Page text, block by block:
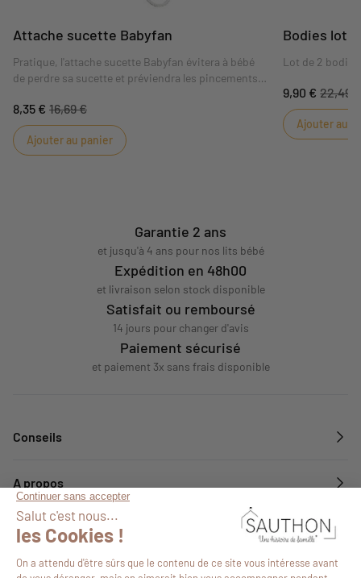
Attache sucette Babyfan
Pratique, l'attache sucette Babyfan évitera à bébé
de perdre sa sucette et préviendra les pincements
adaptée aux bébés.
8,35 € 16,69 €
Ajouter au panier
Bodies lot
Lot de 2
9,90 € 22,49
Ajouter au
Garantie 2 ans
et jusqu'à 4 ans pour nos lits bébé
Expédition en 48h00
et livraison selon stock disponible
Satisfait ou remboursé
14 jours pour changer d'avis
Paiement sécurisé
et paiement 3x sans frais disponible
Conseils
A propos
Services
Suivez-nous